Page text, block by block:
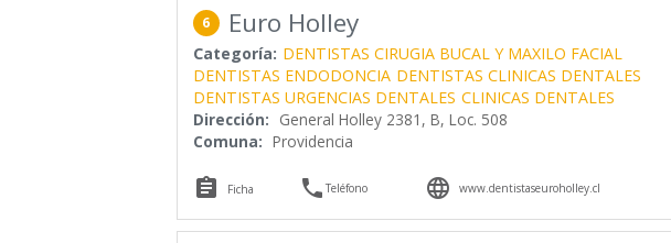
6 Euro Holley
Categoría: DENTISTAS CIRUGIA BUCAL Y MAXILO FACIAL
DENTISTAS ENDODONCIA DENTISTAS CLINICAS DENTALES
DENTISTAS URGENCIAS DENTALES CLINICAS DENTALES
Dirección: General Holley 2381, B, Loc. 508
Comuna: Providencia
 Ficha Teléfono  www.dentistaseuroholley.cl